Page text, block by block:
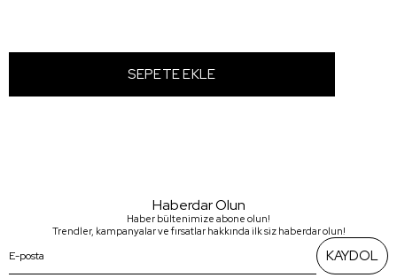
Haberdar Olun
Haber bültenimize abone olun!
Trendler, kampanyalar ve fırsatlar hakkında ilk siz haberdar olun!
KAYDOL